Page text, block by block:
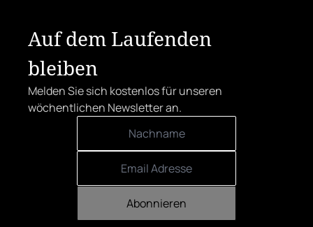
Auf dem Laufenden
bleiben
Melden Sie sich kostenlos für unseren
wöchentlichen Newsletter an.
Abonnieren